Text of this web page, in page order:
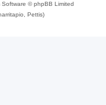
Software © phpBB Limited
Pettis)